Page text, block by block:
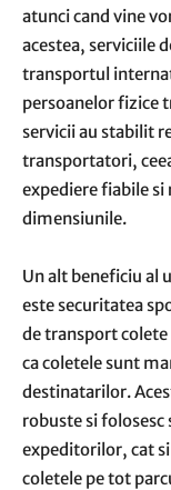
atunci cand vine
acestea, serviciile
transportul
persoanelor fizice
servicii au stabilit
transportatori,
expediere fiabile
dimensiunile.
Un alt beneficiu al
este securitatea
de transport colete
ca coletele sunt
destinatarilor.
robuste si
expeditorilor, cat
coletele pe tot